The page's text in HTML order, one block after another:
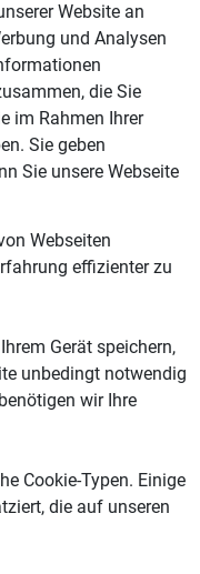
Website an
und Analysen
die Sie
im Rahmen Ihrer
Sie geben
Sie unsere Webseite
Webseiten
effizienter zu
Gerät speichern,
unbedingt notwendig
wir Ihre
Cookie-Typen. Einige
die auf unseren